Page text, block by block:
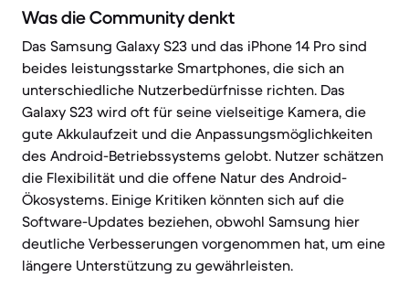
Was die Community denkt
Das Samsung Galaxy S23 und das iPhone 14 Pro sind
beides leistungsstarke Smartphones, die sich an
unterschiedliche Nutzerbedürfnisse richten. Das
Galaxy S23 wird oft für seine vielseitige Kamera, die
gute Akkulaufzeit und die Anpassungsmöglichkeiten
des Android-Betriebssystems gelobt. Nutzer schätzen
die Flexibilität und die offene Natur des Android-
Ökosystems. Einige Kritiken könnten sich auf die
Software-Updates beziehen, obwohl Samsung hier
deutliche Verbesserungen vorgenommen hat, um eine
längere Unterstützung zu gewährleisten.